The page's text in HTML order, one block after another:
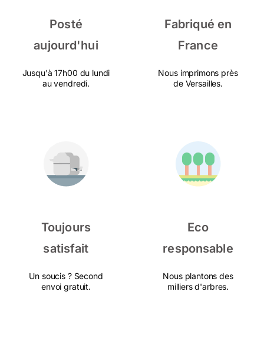
Posté
aujourd'hui
Jusqu'à 17h00 du lundi
au vendredi.
Fabriqué en
France
Nous imprimons près
de Versailles.
Toujours
satisfait
Un soucis ? Second
envoi gratuit.
Eco
responsable
Nous plantons des
milliers d'arbres.